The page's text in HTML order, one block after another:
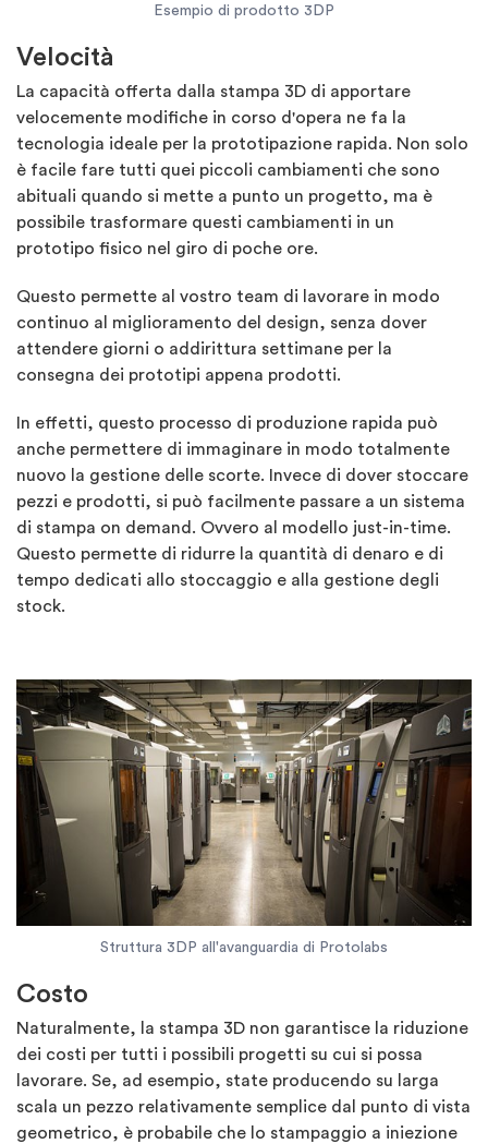
Esempio di prodotto 3DP
Velocità
La capacità offerta dalla stampa 3D di apportare
velocemente modifiche in corso d'opera ne fa la
tecnologia ideale per la prototipazione rapida. Non solo
è facile fare tutti quei piccoli cambiamenti che sono
abituali quando si mette a punto un progetto, ma è
possibile trasformare questi cambiamenti in un
prototipo fisico nel giro di poche ore.
Questo permette al vostro team di lavorare in modo
continuo al miglioramento del design, senza dover
attendere giorni o addirittura settimane per la
consegna dei prototipi appena prodotti.
In effetti, questo processo di produzione rapida può
anche permettere di immaginare in modo totalmente
nuovo la gestione delle scorte. Invece di dover stoccare
pezzi e prodotti, si può facilmente passare a un sistema
di stampa on demand. Ovvero al modello just-in-time.
Questo permette di ridurre la quantità di denaro e di
tempo dedicati allo stoccaggio e alla gestione degli
stock.
Struttura 3DP all'avanguardia di Protolabs
Costo
Naturalmente, la stampa 3D non garantisce la riduzione
dei costi per tutti i possibili progetti su cui si possa
lavorare. Se, ad esempio, state producendo su larga
scala un pezzo relativamente semplice dal punto di vista
geometrico, è probabile che lo stampaggio a iniezione